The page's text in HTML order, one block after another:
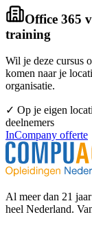
Office 365
training
Wil je deze cursus
komen naar je
organisatie.
✓ Op je eigen
deelnemers
InCompany offerte
Al meer dan 21
heel Nederland.